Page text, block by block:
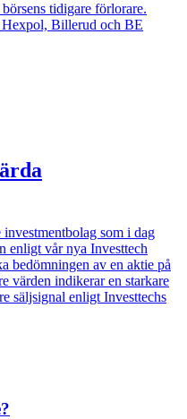
tidigare förlorare.
Hexpol, Billerud och BE
som i dag
enligt vår nya Investtech
bedömningen av en aktie på
värden indikerar en starkare
säljsignal enligt Investtechs